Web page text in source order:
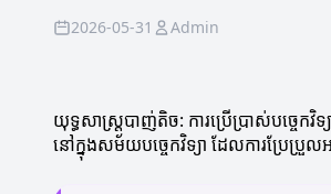
2026-05-31 Admin
យុទ្ធសាស្ត្របាញ់តិច: ការប្រើប្រាស់បច្ចេកវិទ្
នៅក្នុងសម័យបច្ចេកវិទ្យា ដែលការប្រែប្